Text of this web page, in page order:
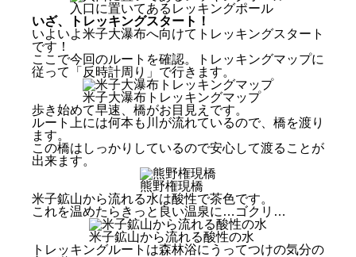
入口に置いてあるレッキングポール
いざ、トレッキングスタート！
いよいよ米子大瀑布へ向けてトレッキングスタート
です！
ここで今回のルートを確認。トレッキングマップに
従って「反時計周り」で行きます。
米子大瀑布トレッキングマップ
歩き始めて早速、橋がお目見えです。
ルート上には何本も川が流れているので、橋を渡り
ます。
この橋はしっかりしているので安心して渡ることが
出来ます。
熊野権現橋
米子鉱山から流れる水は酸性で茶色です。
これを温めたらきっと良い温泉に…ゴクリ…
米子鉱山から流れる酸性の水
トレッキングルートは森林浴にうってつけの気分の